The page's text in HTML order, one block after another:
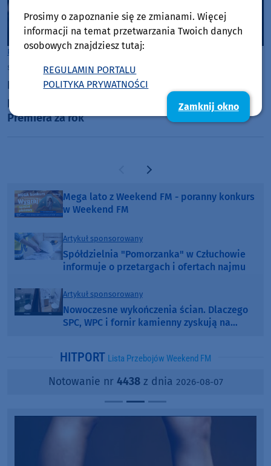
Powiat Tucholski
sobota, 27 czerwca 2026, 07:10
Fundacja "Ocalić pamięć" z Tucholi przygotowała
pierwszy zwiastun filmu "Medalik. Pięciu z Borów".
Premiera za rok
Poprzednia strona
Następna strona
Mega lato z Weekend FM - poranny konkurs
w Weekend FM
Artykuł sponsorowany
Spółdzielnia "Pomorzanka" w Człuchowie
informuje o przetargach i ofertach najmu
Artykuł sponsorowany
Nowoczesne wykończenia ścian. Dlaczego
SPC, WPC i fornir kamienny zyskują na
HITPORT Lista Przebojów Weekend FM
Notowanie nr 4438z dnia 2026-08-07
Prosimy o zapoznanie się ze zmianami. Więcej
informacji na temat przetwarzania Twoich danych
osobowych znajdziesz tutaj:
REGULAMIN PORTALU
POLITYKA PRYWATNOŚCI
Zamknij okno